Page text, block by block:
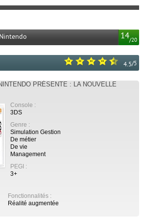
14/20
4.5/5
PRÉSENTE : LA NOUVELLE
Console :
3DS
Genre :
Simulation Gestion
De métier
De vie
Management
PEGI :
3+
Fonctionnalités :
Réalité augmentée